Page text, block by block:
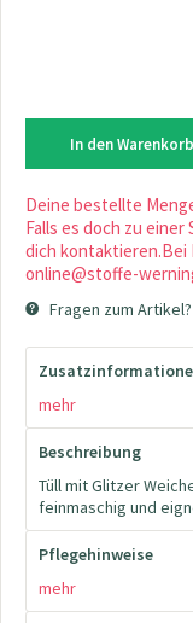
In den Warenkorb
Deine bestellte
Falls es doch zu
dich kontaktieren.Bei
online@stoffe-
Fragen zum Artikel?
mehr
Beschreibung
Tüll mit Glitzer
feinmaschig und
Pflegehinweise
mehr